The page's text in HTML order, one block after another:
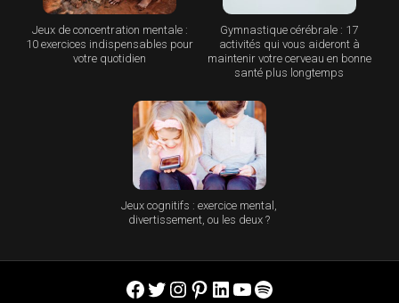
Jeux de concentration mentale :
10 exercices indispensables pour
votre quotidien
Gymnastique cérébrale : 17
activités qui vous aideront à
maintenir votre cerveau en bonne
santé plus longtemps
Jeux cognitifs : exercice mental,
divertissement, ou les deux ?
Facebook
Twitter
Instagram
Pinterest
LinkedIn
YouTube
Spotify